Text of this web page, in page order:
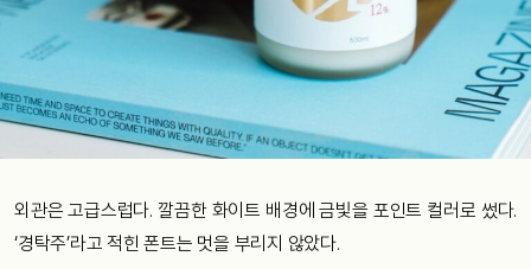
외관은 고급스럽다. 깔끔한 화이트 배경에 금빛을 포인트 컬러로 썼다.
‘경탁주’라고 적힌 폰트는 멋을 부리지 않았다.